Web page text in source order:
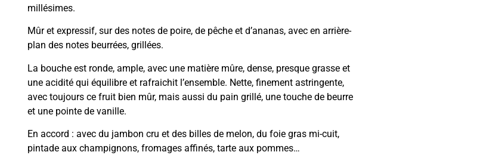
millésimes.
Mûr et expressif, sur des notes de poire, de pêche et d’ananas, avec en arrière-
plan des notes beurrées, grillées.
La bouche est ronde, ample, avec une matière mûre, dense, presque grasse et
une acidité qui équilibre et rafraichit l’ensemble. Nette, finement astringente,
avec toujours ce fruit bien mûr, mais aussi du pain grillé, une touche de beurre
et une pointe de vanille.
En accord : avec du jambon cru et des billes de melon, du foie gras mi-cuit,
pintade aux champignons, fromages affinés, tarte aux pommes…